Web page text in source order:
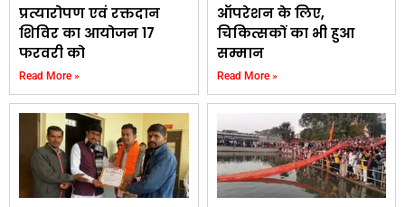
प्रत्यारोपण एवं रक्तदान
शिविर का आयोजन 17
फरवरी को
Read More »
ऑपरेशन के लिए,
चिकित्सकों का भी हुआ
सम्मान
Read More »